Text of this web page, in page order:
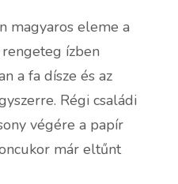
magyaros eleme a
rengeteg ízben
a fa dísze és az
Régi családi
végére a papír
már eltűnt